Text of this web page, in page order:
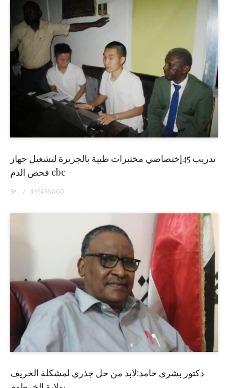
تدريب 45إختصاصي مختبرات طبية بالجزيرة لتشغيل جهاز
فحص الدم cbc
BY 4 YEARSAGO
دكتور بشرى حامد:لابد من حل جذري لمشكلة الخريف